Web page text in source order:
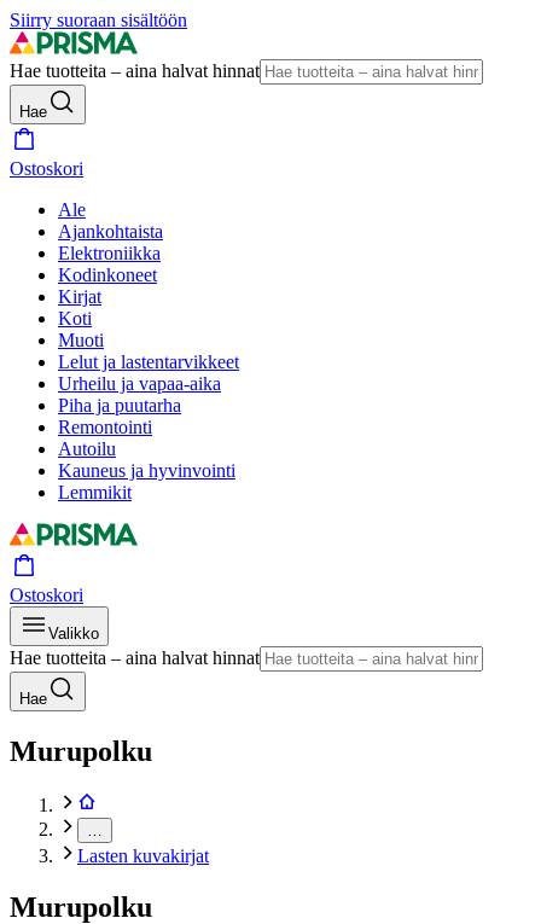
Siirry suoraan sisältöön
Hae tuotteita – aina halvat hinnat
Hae
Ostoskori
Ale
Ajankohtaista
Elektroniikka
Kodinkoneet
Kirjat
Koti
Muoti
Lelut ja lastentarvikkeet
Urheilu ja vapaa-aika
Piha ja puutarha
Remontointi
Autoilu
Kauneus ja hyvinvointi
Lemmikit
Ostoskori
Valikko
Hae tuotteita – aina halvat hinnat
Hae
Murupolku
Lasten kuvakirjat
Murupolku